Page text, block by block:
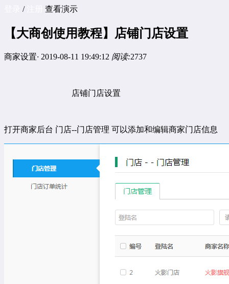
/注册 查看演示
【大商创使用教程】店铺门店设置
商家设置· 2019-08-11 19:49:12 阅读:2737
店铺门店设置
打开商家后台 门店--门店管理 可以添加和编辑商家门店信息